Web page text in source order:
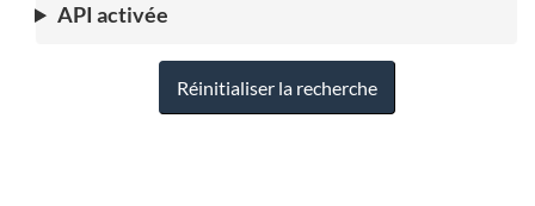
API activée
Réinitialiser la recherche